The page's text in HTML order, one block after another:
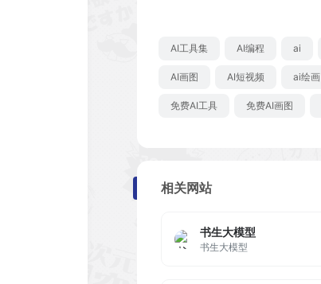
AI工具集 AI编程 ai
AI画图 AI短视频 ai绘画
免费AI工具 免费AI画图
相关网站
书生大模型
书生大模型